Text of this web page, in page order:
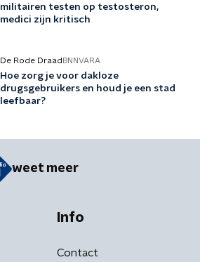
militairen testen op testosteron,
medici zijn kritisch
De Rode Draad BNNVARA
Hoe zorg je voor dakloze
drugsgebruikers en houd je een stad
leefbaar?
weet meer
Info
Contact